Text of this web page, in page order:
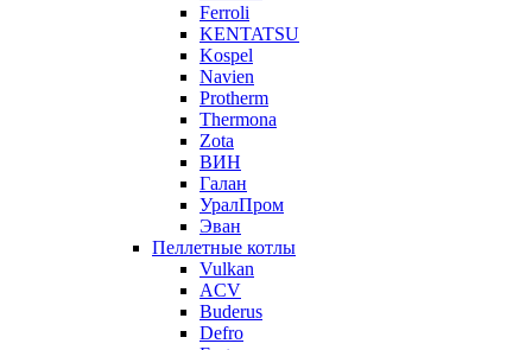
Ferroli
KENTATSU
Kospel
Navien
Protherm
Thermona
Zota
ВИН
Галан
УралПром
Эван
Пеллетные котлы
Vulkan
ACV
Buderus
Defro